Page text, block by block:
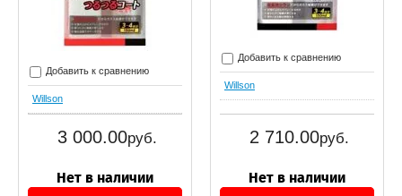
Добавить к сравнению
Willson
3 000.00руб.
Добавить к сравнению
Willson
2 710.00руб.